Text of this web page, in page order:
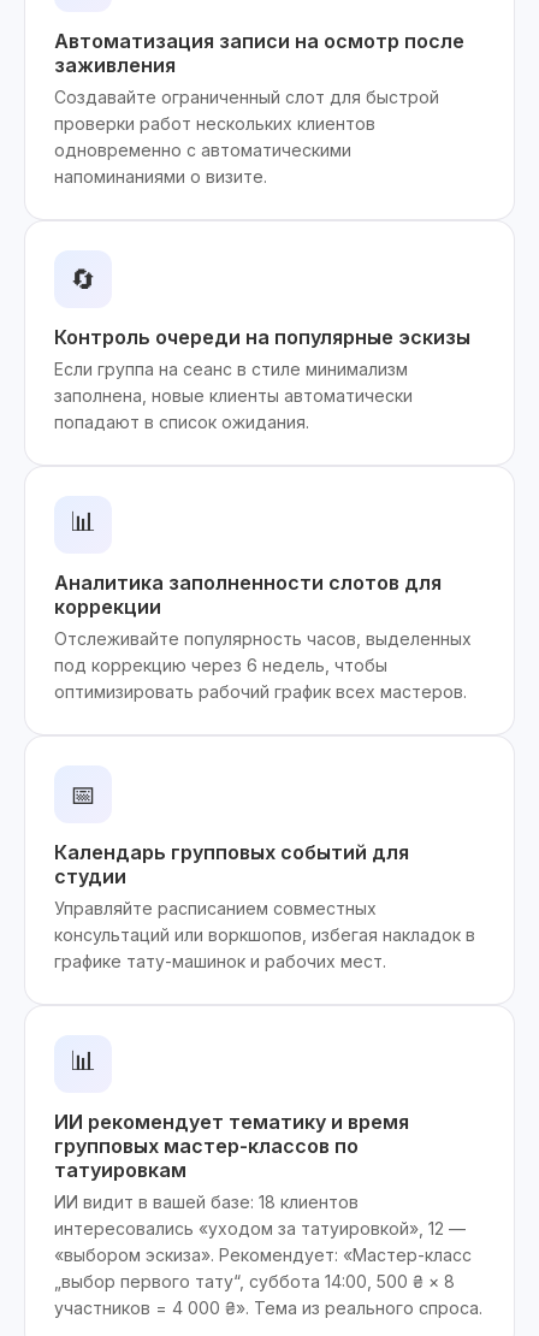
Автоматизация записи на осмотр после
заживления
Создавайте ограниченный слот для быстрой
проверки работ нескольких клиентов
одновременно с автоматическими
напоминаниями о визите.
🔄
Контроль очереди на популярные эскизы
Если группа на сеанс в стиле минимализм
заполнена, новые клиенты автоматически
попадают в список ожидания.
📊
Аналитика заполненности слотов для
коррекции
Отслеживайте популярность часов, выделенных
под коррекцию через 6 недель, чтобы
оптимизировать рабочий график всех мастеров.
📅
Календарь групповых событий для
студии
Управляйте расписанием совместных
консультаций или воркшопов, избегая накладок в
графике тату-машинок и рабочих мест.
📊
ИИ рекомендует тематику и время
групповых мастер-классов по
татуировкам
ИИ видит в вашей базе: 18 клиентов
интересовались «уходом за татуировкой», 12 —
«выбором эскиза». Рекомендует: «Мастер-класс
„выбор первого тату“, суббота 14:00, 500 ₴ × 8
участников = 4 000 ₴». Тема из реального спроса.